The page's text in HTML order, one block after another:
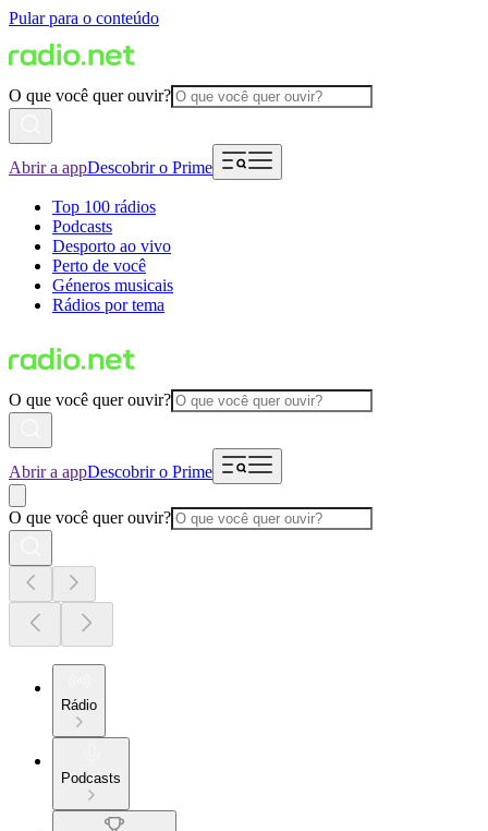
Pular para o conteúdo
O que você quer ouvir?
Abrir a appDescobrir o Prime
Top 100 rádios
Podcasts
Desporto ao vivo
Perto de você
Géneros musicais
Rádios por tema
O que você quer ouvir?
Abrir a appDescobrir o Prime
O que você quer ouvir?
Rádio
Podcasts